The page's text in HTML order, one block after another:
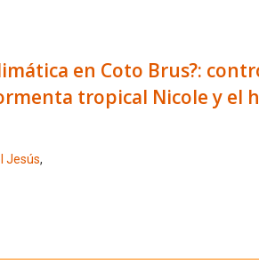
en Coto Brus?:
tropical Nicole y el
Jesús,